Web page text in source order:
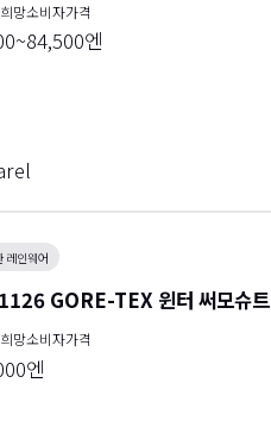
망소비자가격
엔
레인웨어
GORE-TEX 윈터 써모슈트
망소비자가격
엔